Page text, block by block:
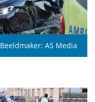
Beeldmaker: AS Media